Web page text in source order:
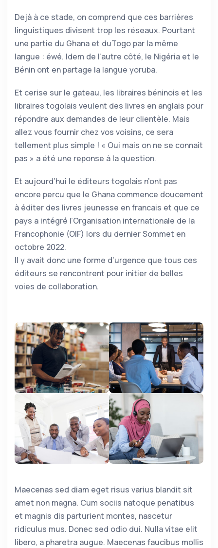
Dejà à ce stade, on comprend que ces barrières
linguistiques divisent trop les réseaux. Pourtant
une partie du Ghana et duTogo par la même
langue : éwé. Idem de l’autre côté, le Nigéria et le
Bénin ont en partage la langue yoruba.
Et cerise sur le gateau, les libraires béninois et les
libraires togolais veulent des livres en anglais pour
répondre aux demandes de leur clientèle. Mais
allez vous fournir chez vos voisins, ce sera
tellement plus simple ! « Oui mais on ne se connait
pas » a été une reponse à la question.
Et aujourd’hui le éditeurs togolais n’ont pas
encore percu que le Ghana commence doucement
à éditer des livres jeunesse en francais et que ce
pays a intégré l’Organisation internationale de la
Francophonie (OIF) lors du dernier Sommet en
octobre 2022.
Il y avait donc une forme d’urgence que tous ces
éditeurs se rencontrent pour initier de belles
voies de collaboration.
Maecenas sed diam eget risus varius blandit sit
amet non magna. Cum sociis natoque penatibus
et magnis dis parturient montes, nascetur
ridiculus mus. Donec sed odio dui. Nulla vitae elit
libero, a pharetra augue. Maecenas faucibus mollis